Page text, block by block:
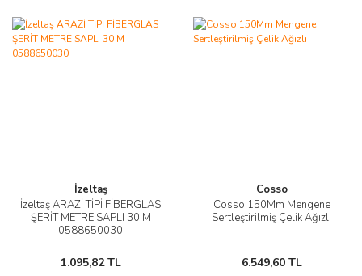
İzeltaş
İzeltaş ARAZİ TİPİ FİBERGLAS
ŞERİT METRE SAPLI 30 M
0588650030
1.095,82 TL
Cosso
Cosso 150Mm Mengene
Sertleştirilmiş Çelik Ağızlı
6.549,60 TL